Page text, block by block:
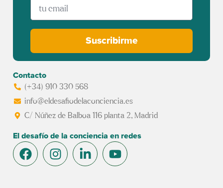
Suscribirme
Contacto
(+34) 910 330 568
info@eldesafiodelaconciencia.es
C/ Núñez de Balboa 116 planta 2, Madrid
El desafío de la conciencia en redes